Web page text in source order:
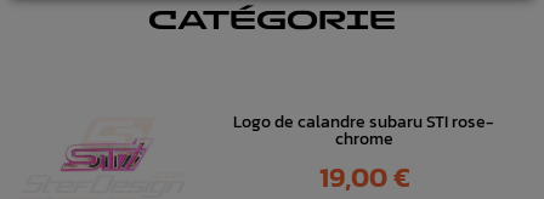
CATÉGORIE
Logo de calandre subaru STI rose-
chrome
Prix
19,00 €